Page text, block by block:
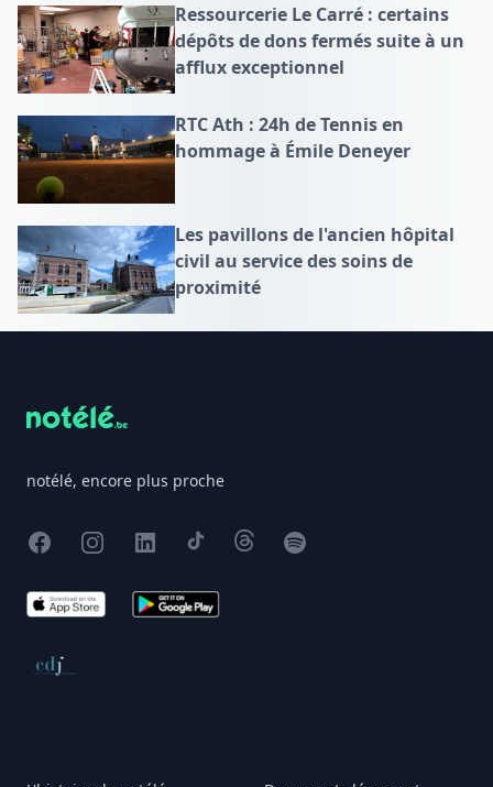
Ressourcerie Le Carré : certains
dépôts de dons fermés suite à un
afflux exceptionnel
RTC Ath : 24h de Tennis en
hommage à Émile Deneyer
Les pavillons de l'ancien hôpital
civil au service des soins de
proximité
notélé, encore plus proche
FacebookInstagram
X TikTokThreadsSpotify
App Store Google Play
Conseil de déontologie journalistique